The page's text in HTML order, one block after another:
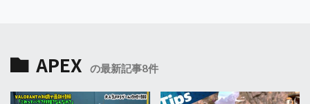
APEX の最新記事8件